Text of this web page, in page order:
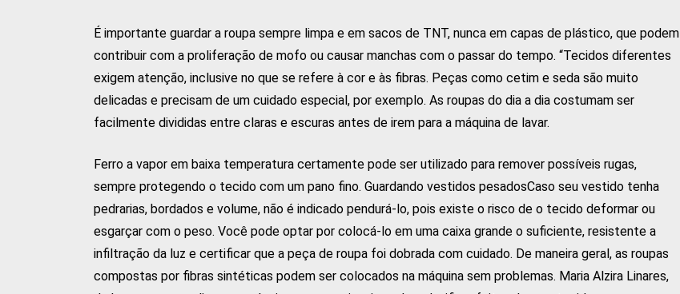
É importante guardar a roupa sempre limpa e em sacos de TNT, nunca em capas de plástico, que podem
contribuir com a proliferação de mofo ou causar manchas com o passar do tempo. “Tecidos diferentes
exigem atenção, inclusive no que se refere à cor e às fibras. Peças como cetim e seda são muito
delicadas e precisam de um cuidado especial, por exemplo. As roupas do dia a dia costumam ser
facilmente divididas entre claras e escuras antes de irem para a máquina de lavar.
Ferro a vapor em baixa temperatura certamente pode ser utilizado para remover possíveis rugas,
sempre protegendo o tecido com um pano fino. Guardando vestidos pesadosCaso seu vestido tenha
pedrarias, bordados e volume, não é indicado pendurá-lo, pois existe o risco de o tecido deformar ou
esgarçar com o peso. Você pode optar por colocá-lo em uma caixa grande o suficiente, resistente a
infiltração da luz e certificar que a peça de roupa foi dobrada com cuidado. De maneira geral, as roupas
compostas por fibras sintéticas podem ser colocados na máquina sem problemas. Maria Alzira Linares,